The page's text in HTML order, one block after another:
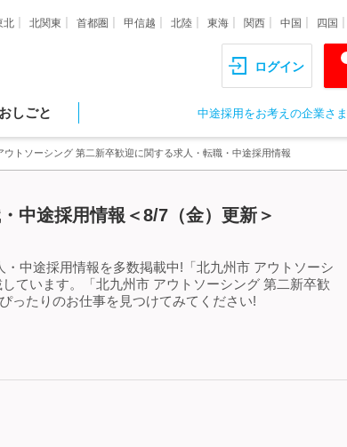
北 北関東 首都圏 甲信越 北陸 東海 関西 中国 四国
ログイン
しごと 中途採用をお考えの企業さ
ウトソーシング 第二新卒歓迎に関する求人・転職・中途採用情報
中途採用情報＜8/7（金）更新＞
中途採用情報を多数掲載中!「北九州市 アウトソーシ
ています。「北九州市 アウトソーシング 第二新卒歓
ったりのお仕事を見つけてみてください!